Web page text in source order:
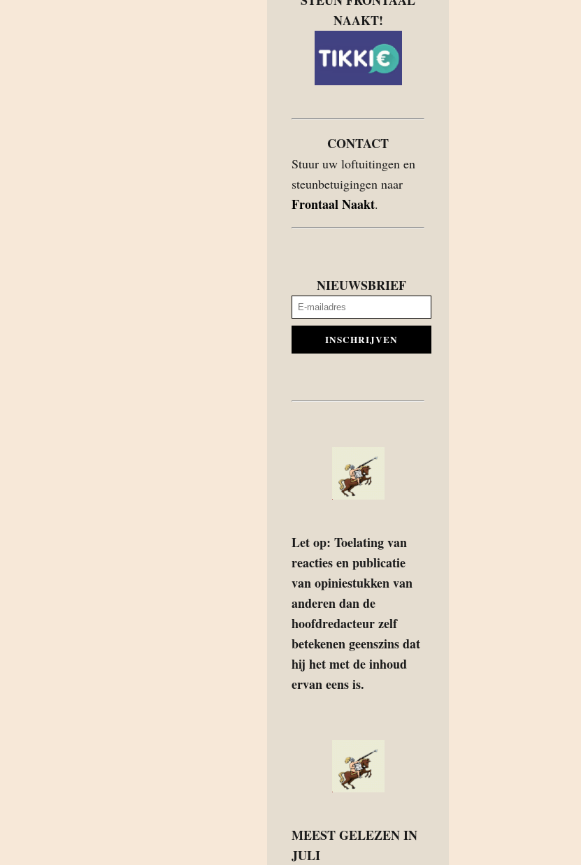
NAAKT!
CONTACT
Stuur uw loftuitingen en
steunbetuigingen naar
Frontaal Naakt.
NIEUWSBRIEF
INSCHRIJVEN
Let op: Toelating van
reacties en publicatie
van opiniestukken van
anderen dan de
hoofdredacteur zelf
betekenen geenszins dat
hij het met de inhoud
ervan eens is.
MEEST GELEZEN IN
JULI